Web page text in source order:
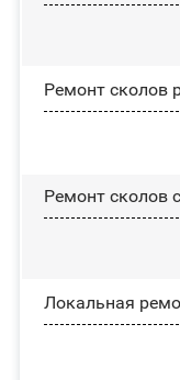
Ремонт сколов
Ремонт сколов
Локальная